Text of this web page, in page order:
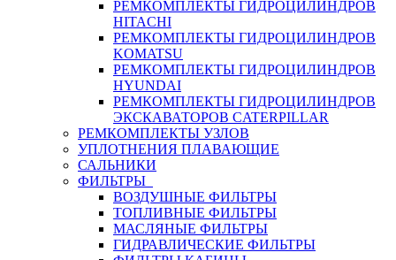
РЕМКОМПЛЕКТЫ ГИДРОЦИЛИНДРОВ
HITACHI
РЕМКОМПЛЕКТЫ ГИДРОЦИЛИНДРОВ
KOMATSU
РЕМКОМПЛЕКТЫ ГИДРОЦИЛИНДРОВ
HYUNDAI
РЕМКОМПЛЕКТЫ ГИДРОЦИЛИНДРОВ
ЭКСКАВАТОРОВ CATERPILLAR
РЕМКОМПЛЕКТЫ УЗЛОВ
УПЛОТНЕНИЯ ПЛАВАЮЩИЕ
САЛЬНИКИ
ФИЛЬТРЫ
ВОЗДУШНЫЕ ФИЛЬТРЫ
ТОПЛИВНЫЕ ФИЛЬТРЫ
МАСЛЯНЫЕ ФИЛЬТРЫ
ГИДРАВЛИЧЕСКИЕ ФИЛЬТРЫ